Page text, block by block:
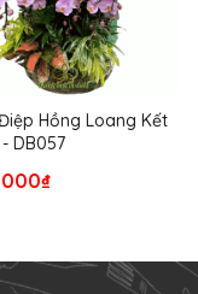
Hồng Loang Kết
DB057